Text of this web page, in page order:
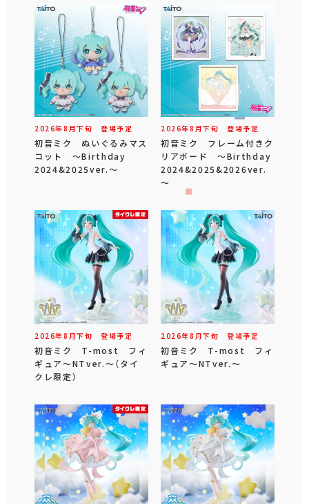
2026年8 月下旬 登場予定
初音ミク ぬいぐるみマス
コット ～Birthday
2024&2025ver.～
2026年8 月下旬 登場予定
初音ミク フレーム付きク
リアボード ～Birthday
2024&2025&2026ver.
～
2026年8 月下旬 登場予定
初音ミク T-most フィ
ギュア～NTver.～（タイ
クレ限定）
2026年8 月下旬 登場予定
初音ミク T-most フィ
ギュア～NTver.～